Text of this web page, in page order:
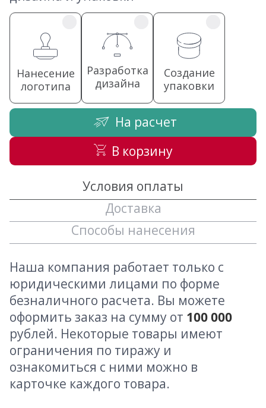
Нанесение
логотипа
Разработка
дизайна
Создание
упаковки
На расчет
В корзину
Условия оплаты
Доставка
Способы нанесения
Наша компания работает только с
юридическими лицами по форме
безналичного расчета. Вы можете
оформить заказ на сумму от 100 000
рублей. Некоторые товары имеют
ограничения по тиражу и
ознакомиться с ними можно в
карточке каждого товара.